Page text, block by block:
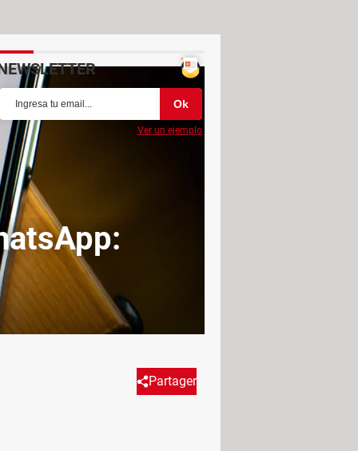
Partager
avisos, celebraciones,
Ver un ejemplo